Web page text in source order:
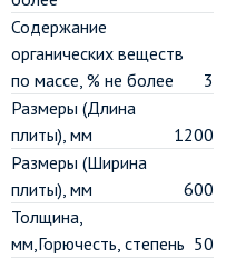
Содержание
органических веществ
по массе, % не более
3
Размеры (Длина
плиты), мм
1200
Размеры (Ширина
плиты), мм
600
Толщина,
мм,Горючесть, степень 50